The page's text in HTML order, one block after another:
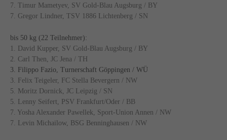
7. Timur Mametyev, SV Gold-Blau Augsburg / BY
7. Gregor Lindner, TSV 1886 Lichtenberg / SN
bis 50 kg (22 Teilnehmer):
1. David Kupper, SV Gold-Blau Augsburg / BY
2. Carl Then, JC Jena / TH
3. Filippo Fazio, Turnerschaft Göppingen / WÜ
3. Felix Teigeler, FC Stella Bevergern / NW
5. Moritz Dornick, JC Leipzig / SN
5. Lenny Seifert, PSV Frankfurt/Oder / BB
7. Yosha Alexander Pawellek, Sport-Union Annen / NW
7. Levin Michailow, BSG Benninghausen / NW